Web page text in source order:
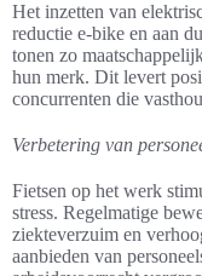
Het inzetten van
reductie e-bike en aan
tonen zo
hun merk. Dit levert
concurrenten die
Verbetering van
Fietsen op het werk
stress. Regelmatige
ziekteverzuim en
aanbieden van